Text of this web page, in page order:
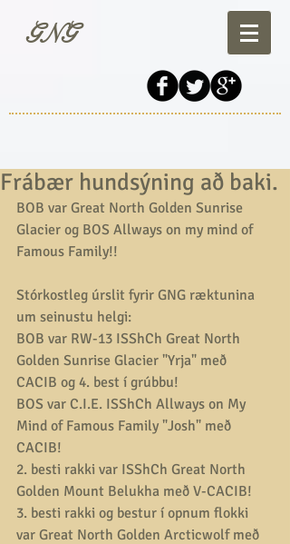
GNG
Frábær hundsýning að baki.
BOB var Great North Golden Sunrise
Glacier og BOS Allways on my mind of
Famous Family!!
Stórkostleg úrslit fyrir GNG ræktunina
um seinustu helgi:
BOB var RW-13 ISShCh Great North
Golden Sunrise Glacier "Yrja" með
CACIB og 4. best í grúbbu!
BOS var C.I.E. ISShCh Allways on My
Mind of Famous Family "Josh" með
CACIB!
2. besti rakki var ISShCh Great North
Golden Mount Belukha með V-CACIB!
3. besti rakki og bestur í opnum flokki
var Great North Golden Arcticwolf með